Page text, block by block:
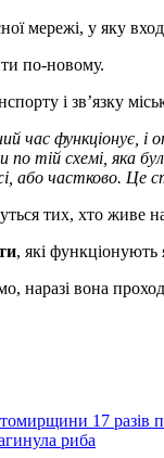
мережі, у яку
по-новому.
і зв’язку
час функціонує,
тій схемі, яка
або частково. Це
тих, хто живе
, які
наразі вона
17 разів
риба